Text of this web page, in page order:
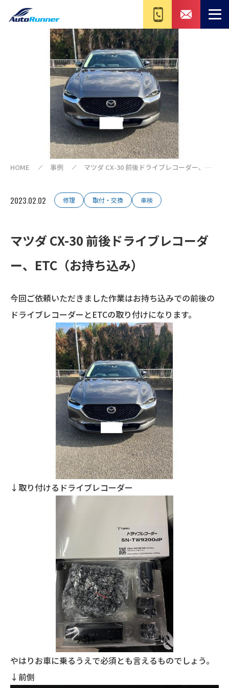
HOME 事例
マツダ CX-30 前後ドライブレコーダー、
2023.02.02 修理 取付・交換 車検
マツダ CX-30 前後ドライブレコーダ
ー、ETC（お持ち込み）
今回ご依頼いただきました作業はお持ち込みでの前後の
ドライブレコーダーとETCの取り付けになります。
↓取り付けるドライブレコーダー
やはりお車に乗るうえで必須とも言えるものでしょう。
↓前側